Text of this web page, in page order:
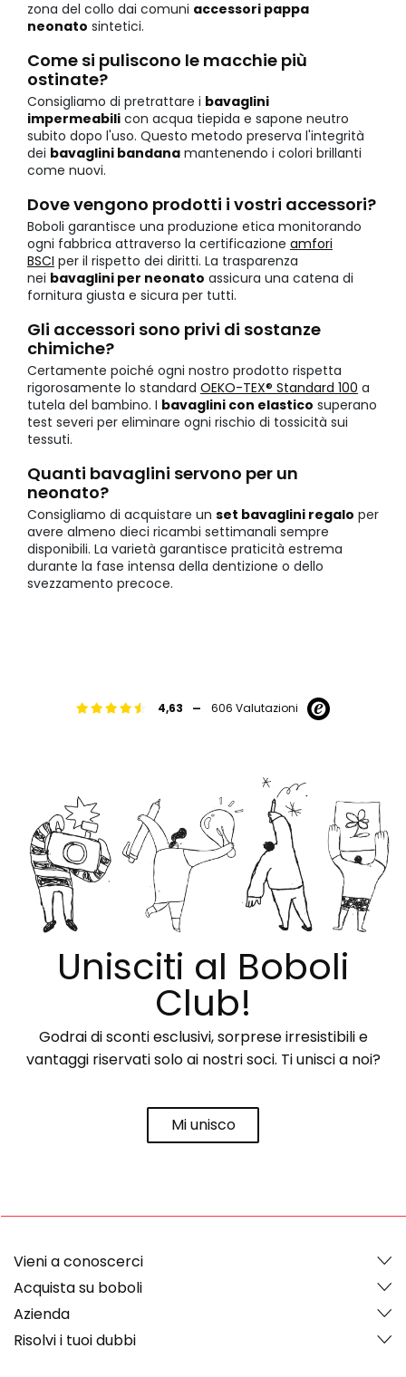
zona del collo dai comuni accessori pappa
neonato sintetici.
Come si puliscono le macchie più
ostinate?
Consigliamo di pretrattare i bavaglini
impermeabili con acqua tiepida e sapone neutro
subito dopo l'uso. Questo metodo preserva l'integrità
dei bavaglini bandana mantenendo i colori brillanti
come nuovi.
Dove vengono prodotti i vostri accessori?
Boboli garantisce una produzione etica monitorando
ogni fabbrica attraverso la certificazione amfori
BSCI per il rispetto dei diritti. La trasparenza
nei bavaglini per neonato assicura una catena di
fornitura giusta e sicura per tutti.
Gli accessori sono privi di sostanze
chimiche?
Certamente poiché ogni nostro prodotto rispetta
rigorosamente lo standard OEKO-TEX® Standard 100 a
tutela del bambino. I bavaglini con elastico superano
test severi per eliminare ogni rischio di tossicità sui
tessuti.
Quanti bavaglini servono per un
neonato?
Consigliamo di acquistare un set bavaglini regalo per
avere almeno dieci ricambi settimanali sempre
disponibili. La varietà garantisce praticità estrema
durante la fase intensa della dentizione o dello
svezzamento precoce.
4,63 - 606 Valutazioni
Unisciti al Boboli
Club!
Godrai di sconti esclusivi, sorprese irresistibili e
vantaggi riservati solo ai nostri soci. Ti unisci a noi?
Mi unisco
Vieni a conoscerci
Acquista su boboli
Azienda
Risolvi i tuoi dubbi